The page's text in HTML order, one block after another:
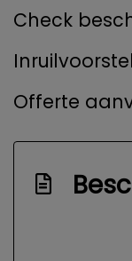
Check
Offerte